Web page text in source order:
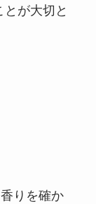
が大切と
りを確か